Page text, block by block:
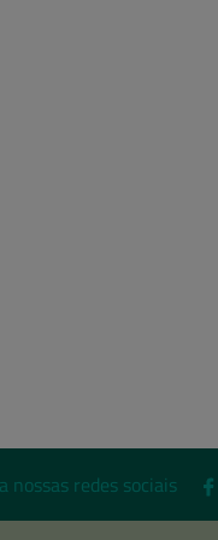
nossas redes sociais